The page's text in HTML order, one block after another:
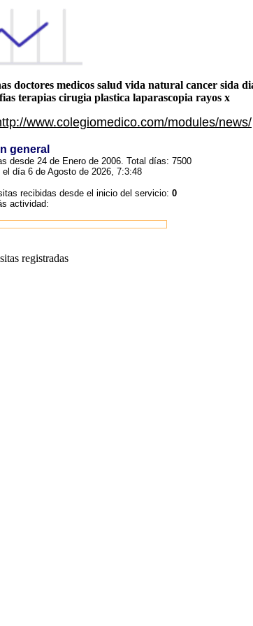
doctores medicos salud vida natural cancer sida
terapias cirugia plastica laparascopia rayos x
www.colegiomedico.com/modules/news/
general
desde 24 de Enero de 2006. Total días: 7500
el día 6 de Agosto de 2026, 7:3:48
recibidas desde el inicio del servicio: 0
actividad:
registradas